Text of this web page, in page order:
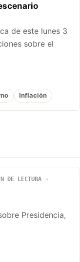
de este lunes 3
sobre el
Inflación
DE LECTURA
Presidencia,